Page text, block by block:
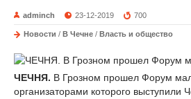
adminch 23-12-2019 700
Новости / В Чечне / Власть и общество
ЧЕЧНЯ. В Грозном прошел Форум
организаторами которого выступили